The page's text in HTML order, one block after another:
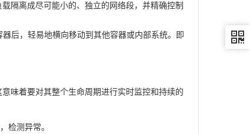
隔离成尽可能小的、独立的网络段，并精确控制
后，轻易地横向移动到其他容器或内部系统。即
味着要对其整个生命周期进行实时监控和持续的
检测异常。